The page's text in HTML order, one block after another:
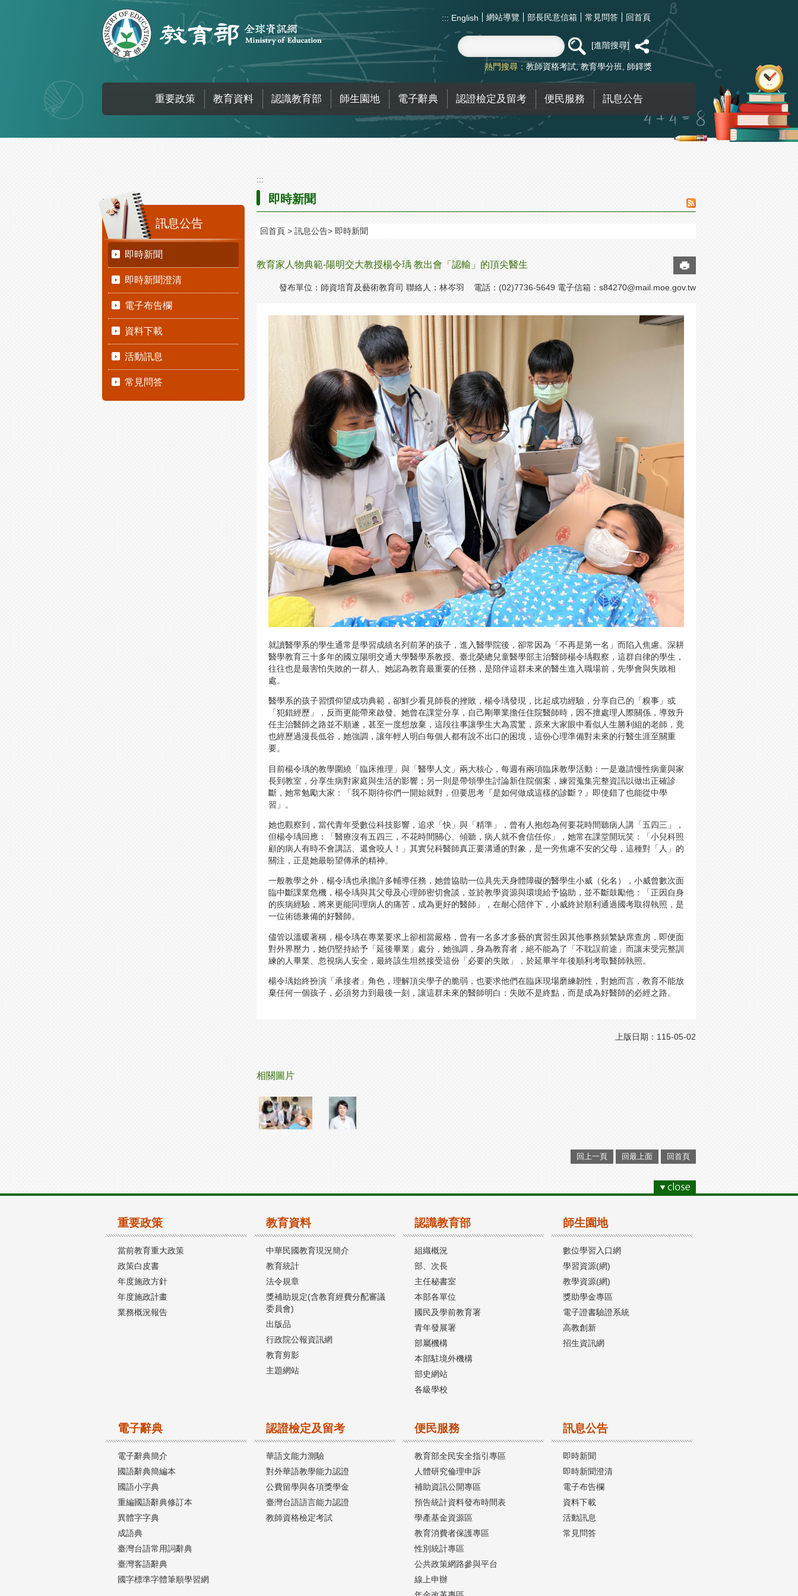
::: English 網站導覽 部長民意信箱 常見問答 回首頁
進階搜尋
熱門搜尋： 教師資格考試 教育學分班 師鐸獎
重要政策 教育資料 認識教育部 師生園地 電子辭典 認證檢定及留考 便民服務 訊息公告
:::
訊息公告
即時新聞
即時新聞澄清
電子布告欄
資料下載
活動訊息
常見問答
:::
即時新聞
回首頁 訊息公告 即時新聞
教育家人物典範-陽明交大教授楊令瑀 教出會「認輸」的頂尖醫生
發布單位：師資培育及藝術教育司 聯絡人：林岑羽 電話：(02)7736-5649 電子信箱： s84270@mail.moe.gov.tw
就讀醫學系的學生通常是學習成績名列前茅的孩子，進入醫學院後，卻常因為「不再是第一名」而陷入焦慮。深耕
醫學教育三十多年的國立陽明交通大學醫學系教授、臺北榮總兒童醫學部主治醫師楊令瑀觀察，這群自律的學生，
往往也是最害怕失敗的一群人。她認為教育最重要的任務，是陪伴這群未來的醫生進入職場前，先學會與失敗相
處。
醫學系的孩子習慣仰望成功典範，卻鮮少看見師長的挫敗，楊令瑀發現，比起成功經驗，分享自己的「糗事」或
「犯錯經歷」，反而更能帶來啟發。她曾在課堂分享，自己剛畢業擔任住院醫師時，因不擅處理人際關係，導致升
任主治醫師之路並不順遂，甚至一度想放棄，這段往事讓學生大為震驚，原來大家眼中看似人生勝利組的老師，竟
也經歷過漫長低谷，她強調，讓年輕人明白每個人都有說不出口的困境，這份心理準備對未來的行醫生涯至關重
要。
目前楊令瑀的教學圍繞「臨床推理」與「醫學人文」兩大核心，每週有兩項臨床教學活動：一是邀請慢性病童與家
長到教室，分享生病對家庭與生活的影響；另一則是帶領學生討論新住院個案，練習蒐集完整資訊以做出正確診
斷，她常勉勵大家：「我不期待你們一開始就對，但要思考『是如何做成這樣的診斷？』即使錯了也能從中學
習」。
她也觀察到，當代青年受數位科技影響，追求「快」與「精準」，曾有人抱怨為何要花時間聽病人講「五四三」，
但楊令瑀回應：「醫療沒有五四三，不花時間關心、傾聽，病人就不會信任你」，她常在課堂開玩笑：「小兒科照
顧的病人有時不會講話、還會咬人！」其實兒科醫師真正要溝通的對象，是一旁焦慮不安的父母，這種對「人」的
關注，正是她最盼望傳承的精神。
一般教學之外，楊令瑀也承擔許多輔導任務，她曾協助一位具先天身體障礙的醫學生小威（化名），小威曾數次面
臨中斷課業危機，楊令瑀與其父母及心理師密切會談，並於教學資源與環境給予協助，並不斷鼓勵他：「正因自身
的疾病經驗，將來更能同理病人的痛苦，成為更好的醫師」，在耐心陪伴下，小威終於順利通過國考取得執照，是
一位術德兼備的好醫師。
儘管以溫暖著稱，楊令瑀在專業要求上卻相當嚴格，曾有一名多才多藝的實習生因其他事務頻繁缺席查房，即便面
對外界壓力，她仍堅持給予「延後畢業」處分，她強調，身為教育者，絕不能為了「不耽誤前途」而讓未受完整訓
練的人畢業、忽視病人安全，最終該生坦然接受這份「必要的失敗」，於延畢半年後順利考取醫師執照。
楊令瑀始終扮演「承接者」角色，理解頂尖學子的脆弱，也要求他們在臨床現場磨練韌性，對她而言，教育不能放
棄任何一個孩子，必須努力到最後一刻，讓這群未來的醫師明白：失敗不是終點，而是成為好醫師的必經之路。
上版日期：115-05-02
相關圖片
回上一頁 回最上面 回首頁
重要政策
當前教育重大政策
政策白皮書
年度施政方針
年度施政計畫
業務概況報告
教育資料
中華民國教育現況簡介
教育統計
法令規章
獎補助規定(含教育經費分配審議
委員會)
出版品
行政院公報資訊網
教育剪影
主題網站
認識教育部
組織概況
部、次長
主任秘書室
本部各單位
國民及學前教育署
青年發展署
部屬機構
本部駐境外機構
部史網站
各級學校
師生園地
數位學習入口網
學習資源(網)
教學資源(網)
獎助學金專區
電子證書驗證系統
高教創新
招生資訊網
電子辭典
電子辭典簡介
國語辭典簡編本
國語小字典
重編國語辭典修訂本
異體字字典
成語典
臺灣台語常用詞辭典
臺灣客語辭典
國字標準字體筆順學習網
認證檢定及留考
華語文能力測驗
對外華語教學能力認證
公費留學與各項獎學金
臺灣台語語言能力認證
教師資格檢定考試
便民服務
教育部全民安全指引專區
人體研究倫理申訴
補助資訊公開專區
預告統計資料發布時間表
學產基金資源區
教育消費者保護專區
性別統計專區
公共政策網路參與平台
線上申辦
訊息公告
即時新聞
即時新聞澄清
電子布告欄
資料下載
活動訊息
常見問答